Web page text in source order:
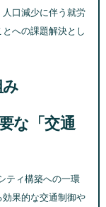
口減少に伴う就労
への課題解決とし
な「交通
ティ構築への一環
果的な交通制御や